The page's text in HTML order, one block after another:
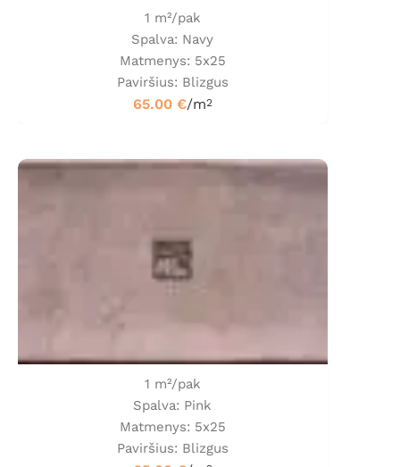
1 m²/pak
Spalva: Navy
Matmenys: 5x25
Paviršius: Blizgus
65.00 €/m2
1 m²/pak
Spalva: Pink
Matmenys: 5x25
Paviršius: Blizgus